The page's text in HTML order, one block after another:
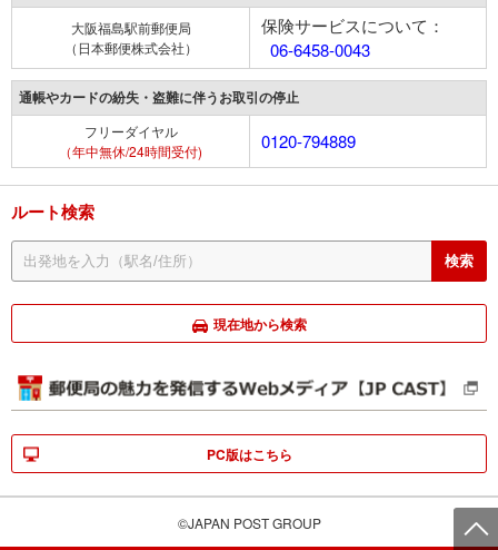
大阪福島駅前郵便局
（日本郵便株式会社）
保険サービスについて：
06-6458-0043
通帳やカードの紛失・盗難に伴うお取引の停止
フリーダイヤル
（年中無休/24時間受付)
0120-794889
ルート検索
現在地から検索
PC版はこちら
©JAPAN POST GROUP